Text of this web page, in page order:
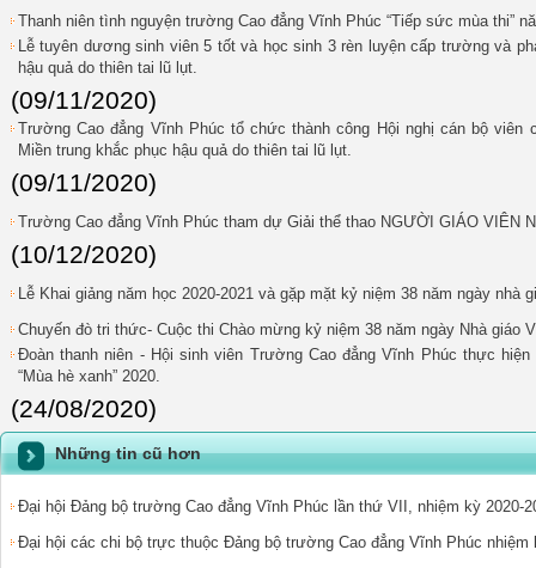
Thanh niên tình nguyện trường Cao đẳng Vĩnh Phúc “Tiếp sức mùa thi”
Lễ tuyên dương sinh viên 5 tốt và học sinh 3 rèn luyện cấp trường và
hậu quả do thiên tai lũ lụt.
(09/11/2020)
Trường Cao đẳng Vĩnh Phúc tổ chức thành công Hội nghị cán bộ viên
Miền trung khắc phục hậu quả do thiên tai lũ lụt.
(09/11/2020)
Trường Cao đẳng Vĩnh Phúc tham dự Giải thể thao NGƯỜI GIÁO VIÊN
(10/12/2020)
Lễ Khai giảng năm học 2020-2021 và gặp mặt kỷ niệm 38 năm ngày nhà
Chuyến đò tri thức- Cuộc thi Chào mừng kỷ niệm 38 năm ngày Nhà giáo
Đoàn thanh niên - Hội sinh viên Trường Cao đẳng Vĩnh Phúc thực
“Mùa hè xanh” 2020.
(24/08/2020)
Những tin cũ hơn
Đại hội Đảng bộ trường Cao đẳng Vĩnh Phúc lần thứ VII, nhiệm kỳ 2020-
Đại hội các chi bộ trực thuộc Đảng bộ trường Cao đẳng Vĩnh Phúc nhiệm